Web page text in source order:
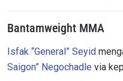
Bantamweight MMA
Isfak “General” Seyid
Saigon” Negochadle via